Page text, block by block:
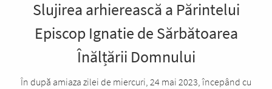
Slujirea arhierească a Părintelui
Episcop Ignatie de Sărbătoarea
Înălțării Domnului
În după amiaza zilei de miercuri, 24 mai 2023, începând cu